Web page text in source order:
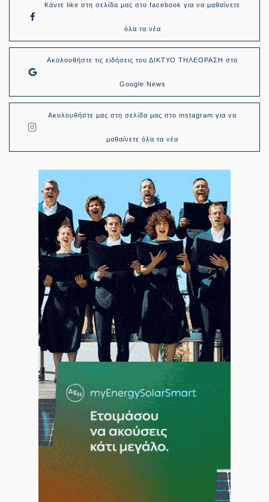
Κάντε like στη σελίδα μας στο facebook για να μαθαίνετε
όλα τα νέα
Ακολουθήστε τις ειδήσεις του ΔΙΚΤΥΟ ΤΗΛΕΟΡΑΣΗ στο
Google News
Ακολουθήστε μας στη σελίδα μας στο instagram για να
μαθαίνετε όλα τα νέα